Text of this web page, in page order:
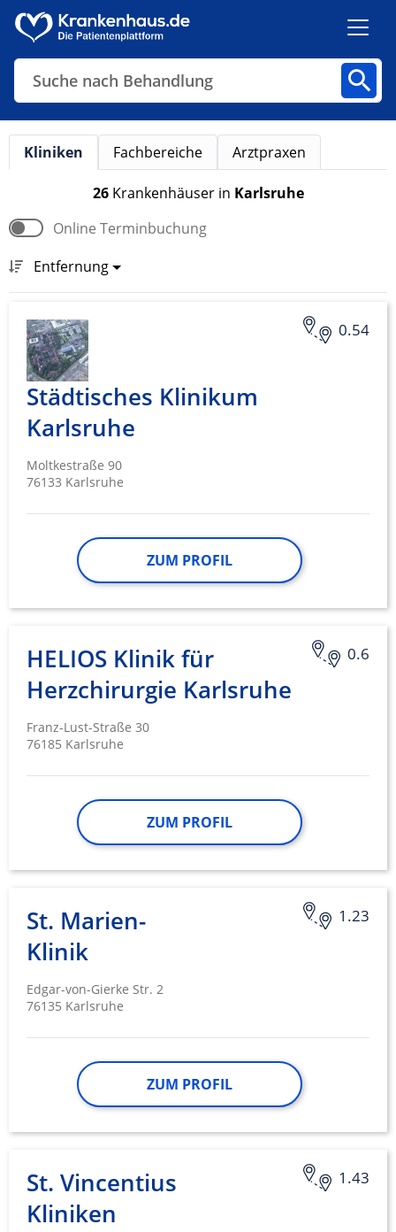
Suche nach Behandlung
Kliniken Fachbereiche Arztpraxen
26 Krankenhäuser in Karlsruhe
Online Terminbuchung
Entfernung
0.54
Städtisches Klinikum
Karlsruhe
Moltkestraße 90
76133 Karlsruhe
ZUM PROFIL
0.6
HELIOS Klinik für
Herzchirurgie Karlsruhe
Franz-Lust-Straße 30
76185 Karlsruhe
ZUM PROFIL
1.23
St. Marien-
Klinik
Edgar-von-Gierke Str. 2
76135 Karlsruhe
ZUM PROFIL
1.43
St. Vincentius
Kliniken